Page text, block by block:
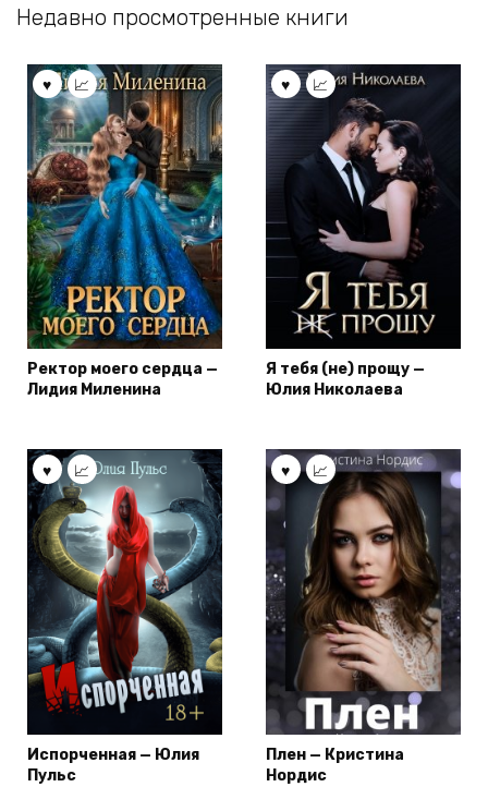
Недавно просмотренные книги
Ректор моего сердца —
Лидия Миленина
Я тебя (не) прощу —
Юлия Николаева
Испорченная — Юлия
Пульс
Плен — Кристина
Нордис